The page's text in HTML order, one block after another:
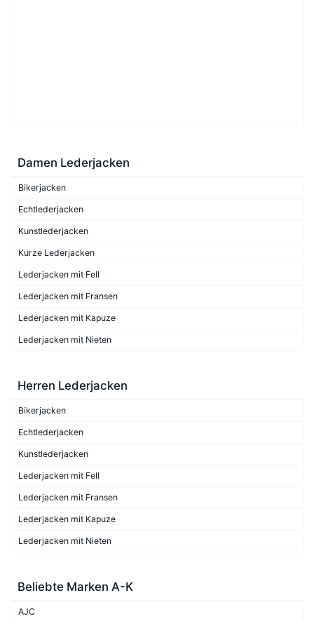
Damen Lederjacken
Bikerjacken
Echtlederjacken
Kunstlederjacken
Kurze Lederjacken
Lederjacken mit Fell
Lederjacken mit Fransen
Lederjacken mit Kapuze
Lederjacken mit Nieten
Herren Lederjacken
Bikerjacken
Echtlederjacken
Kunstlederjacken
Lederjacken mit Fell
Lederjacken mit Fransen
Lederjacken mit Kapuze
Lederjacken mit Nieten
Beliebte Marken A-K
AJC